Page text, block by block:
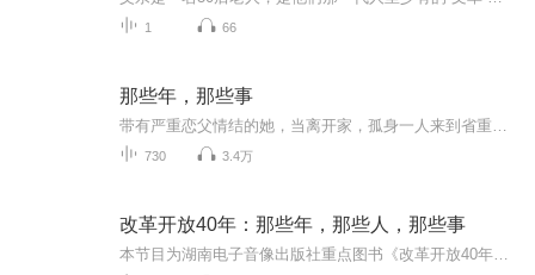
1 66
那些年，那些事
730 3.4万
改革开放40年：那些年，那些人，那些事